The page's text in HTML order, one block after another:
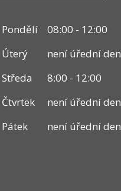
Pondělí 08:00 - 12:00
Úterý
není úřední den
Středa
8:00 - 12:00
Čtvrtek
není úřední den
Pátek
není úřední den